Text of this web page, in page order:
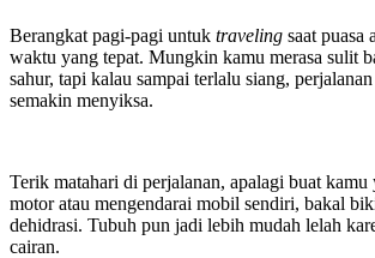
Berangkat pagi-pagi untuk traveling saat puasa
waktu yang tepat. Mungkin kamu merasa sulit
sahur, tapi kalau sampai terlalu siang,
semakin menyiksa.
Terik matahari di perjalanan, apalagi buat kamu
motor atau mengendarai mobil sendiri, bakal
dehidrasi. Tubuh pun jadi lebih mudah lelah
cairan.